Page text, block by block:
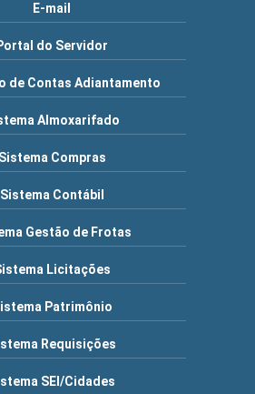
E-mail
do Servidor
de Contas Adiantamento
Almoxarifado
Sistema Compras
Sistema Contábil
Gestão de Frotas
Licitações
Patrimônio
Requisições
SEI/Cidades